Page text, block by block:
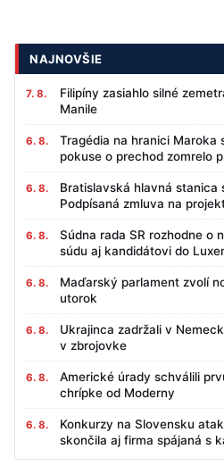
NAJNOVŠIE
7. 8.
Filipíny zasiahlo silné
Manile
6. 8.
Tragédia na hranici Maroka
pokuse o prechod zomrelo
6. 8.
Bratislavská hlavná stanica
Podpísaná zmluva na
6. 8.
Súdna rada SR rozhodne o
súdu aj kandidátovi do
6. 8.
Maďarský parlament zvolí
utorok
6. 8.
Ukrajinca zadržali v
v zbrojovke
6. 8.
Americké úrady schválili
chrípke od Moderny
6. 8.
Konkurzy na Slovensku
skončila aj firma spájaná s